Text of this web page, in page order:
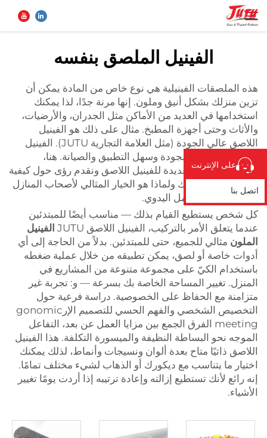
المنتجات
من نحن
تطبيق
الأخبار
اتصل بنا
بحث
على الإنترنت
اتصل بنا
الفينيل الملصق بنفسه
هذه الملصقات الفينيلية هي نوع خاص من المادة يمكن أن
تزين منزلك بشكل أنيق وملون. إنها مرنة جدًا، لذا يمكنك
استخدامها في العديد من الأماكن مثل الجدران، والأرضيات،
والأثاث وحتى أجهزة المطبخ. مثال على ذلك هو الفينيل
اللاصق عالي الجودة (مثل العلامة التجارية JUTU). الفينيل
الخاص بهم عالي الجودة وسهل التطبيق والصيانة. هنا،
سنشرح الفوائد العديدة للفينيل اللاصق ونقدم رؤى حول كيفية
تأثيره على مساحتك ولماذا هو الخيار المثالي لأصحاب المنازل
الذين يفضلون العمل اليدوي.
كل شخص يستطيع القيام بذلك — مناسب أيضًا للمبتدئين
عندما يتعلق الأمر بالتركيب، الفينيل اللاصق JUTU
الفينيل
الملون مثالي للجميع، حتى للمبتدئين. بدلاً من الحاجة إلى أي
أدوات خاصة أو لصق، يمكن تطبيقه من خلال عملية ضغطه
باستخدام الكيّ على مجموعة متنوعة من المشاريع في
المنزل. تغيير المساحة الخاصة بك بسرعة — و: تجربة غير
متزامنة مع الحفاظ على الخصوصية. دراسة فرعية حول
التخصيص الشخصي والفهم الحسي للتصميم الإرgonomic
meeting الفرق الجمع بين مزايا العمل عن بعد، التفاعل
الموجه نحو البساطة النظيفة والميسورة التكلفة. هذا الفينيل
اللاصق ذاتيًا متاح بعدة ألوان ونسيجات وأنماط، لذلك يمكنك
اختيار ما يتناسب مع ديكورك أو الذهاب لشيء مختلف تمامًا.
إنه رائع لأنك تستطيع إزالته وإعادة ترتيبه إذا أردت يومًا تغيير
الأشياء.